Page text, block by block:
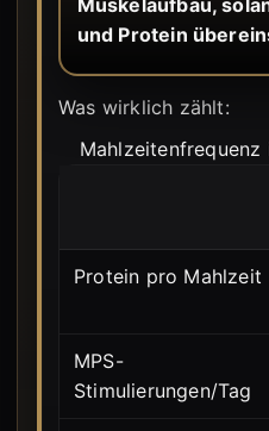
Muskelaufbau,
und Protein
Was wirklich zählt:
Mahlzeitenfrequenz
Protein pro Mahlzeit
MPS-
Stimulierungen/Tag